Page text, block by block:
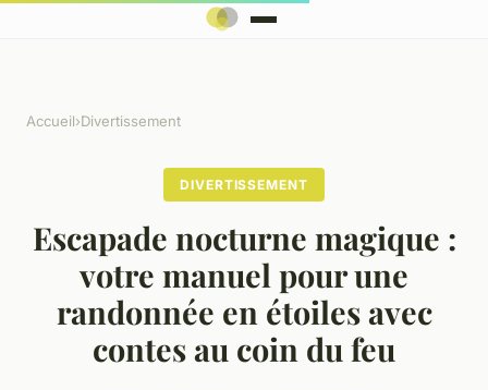
Accueil›Divertissement
DIVERTISSEMENT
Escapade nocturne magique :
votre manuel pour une
randonnée en étoiles avec
contes au coin du feu